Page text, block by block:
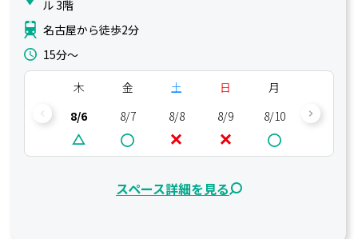
ル 3階
名古屋から徒歩2分
15分〜
木
8/6
金
8/7
土
8/8
日
8/9
月
8/10
8/11
スペース詳細を見る